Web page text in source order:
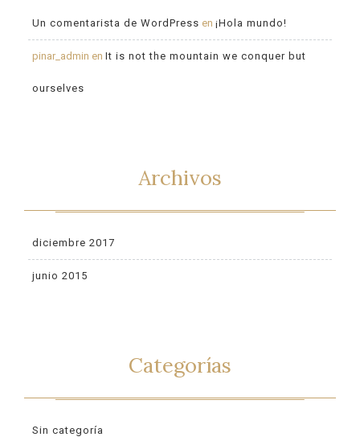
Un comentarista de WordPress en ¡Hola mundo!
pinar_admin en It is not the mountain we conquer but
ourselves
Archivos
diciembre 2017
junio 2015
Categorías
Sin categoría